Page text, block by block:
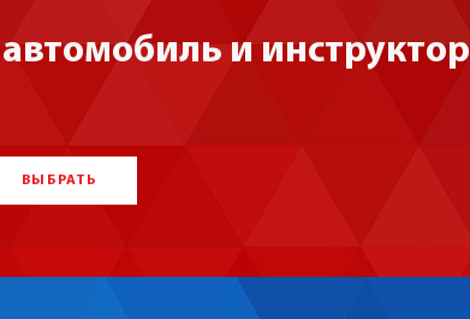
и
ВЫБРАТЬ